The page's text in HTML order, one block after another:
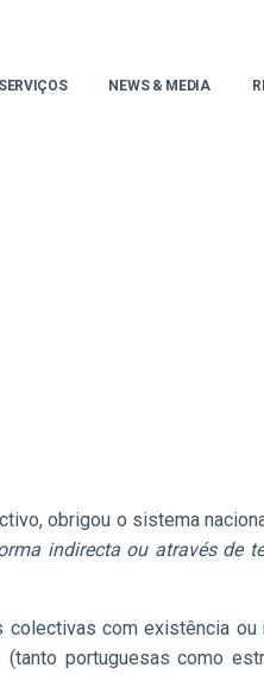
NEWS & MEDIA
obrigou o sistema
indirecta ou através de
com existência
portuguesas como